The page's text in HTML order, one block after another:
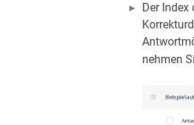
Der
nehmen